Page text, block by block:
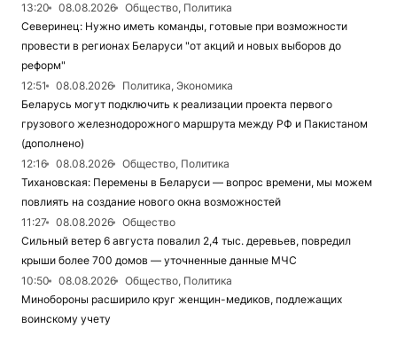
13:20
08.08.2026
Общество, Политика
Северинец: Нужно иметь команды, готовые при возможности
провести в регионах Беларуси "от акций и новых выборов до
реформ"
12:51
08.08.2026
Политика, Экономика
Беларусь могут подключить к реализации проекта первого
грузового железнодорожного маршрута между РФ и Пакистаном
(дополнено)
12:16
08.08.2026
Общество, Политика
Тихановская: Перемены в Беларуси — вопрос времени, мы можем
повлиять на создание нового окна возможностей
11:27
08.08.2026
Общество
Сильный ветер 6 августа повалил 2,4 тыс. деревьев, повредил
крыши более 700 домов — уточненные данные МЧС
10:50
08.08.2026
Общество, Политика
Минобороны расширило круг женщин-медиков, подлежащих
воинскому учету